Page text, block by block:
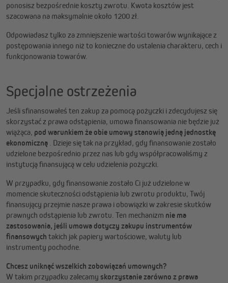
ponosisz bezpośrednie koszty zwrotu. Kwota kosztów jest
szacowana na maksymalnie około 1200 zł.
Odpowiadasz tylko za zmniejszenie wartości towarów wynikające z
postępowania innego niż to konieczne do ustalenia charakteru, cech i
funkcjonowania towarów.
Specjalne ostrzeżenia
Jeśli sfinansowałeś ten zakup za pomocą pożyczki i zdecydujesz się
skorzystać z prawa odstąpienia, umowa finansowania nie będzie już
wiążąca, pod warunkiem że obie umowy stanowią jedną jednostkę
ekonomiczną . Dzieje się tak na przykład, gdy finansowanie zostało
udzielone bezpośrednio przez nas lub gdy współpracowaliśmy z
instytucją finansującą w celu udzielenia pożyczki.
W przypadku, gdy finansowanie zostało Ci już udzielone w
momencie skuteczności odstąpienia lub zwrotu produktu, Twój
finansujący przejmie nasze prawa i obowiązki w zakresie skutków
prawnych odstąpienia lub zwrotu. Ten mechanizm nie ma
zastosowania, jeśli umowa dotyczy zakupu instrumentów
finansowych takich jak papiery wartościowe, waluty lub
instrumenty pochodne.
Chcesz uniknąć wszelkich zobowiązań umownych?
W takim przypadku zalecamy skorzystanie zarówno z prawa